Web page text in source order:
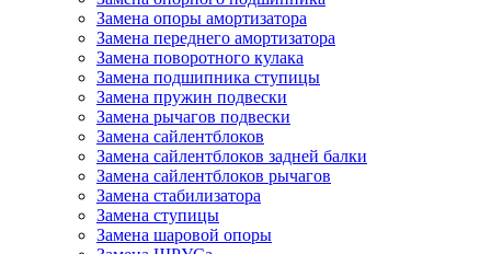
Замена опоры амортизатора
Замена переднего амортизатора
Замена поворотного кулака
Замена подшипника ступицы
Замена пружин подвески
Замена рычагов подвески
Замена сайлентблоков
Замена сайлентблоков задней балки
Замена сайлентблоков рычагов
Замена стабилизатора
Замена ступицы
Замена шаровой опоры